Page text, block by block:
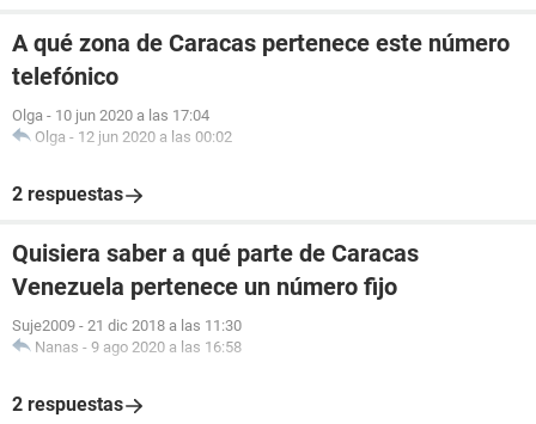
A qué zona de Caracas pertenece este número
telefónico
Olga - 10 jun 2020 a las 17:04
Olga - 12 jun 2020 a las 00:02
2 respuestas
Quisiera saber a qué parte de Caracas
Venezuela pertenece un número fijo
Suje2009 - 21 dic 2018 a las 11:30
Nanas - 9 ago 2020 a las 16:58
2 respuestas